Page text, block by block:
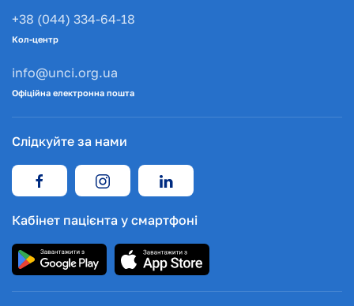
+38 (044) 334-64-18
Кол-центр
info@unci.org.ua
Офіційна електронна пошта
Слідкуйте за нами
Кабінет пацієнта у смартфоні